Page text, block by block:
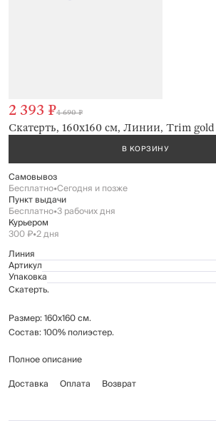
Скатерть, 160х160 см, Линии, Trim gold
2 393 ₽4 690 ₽
В КОРЗИНУ
Самовывоз
Бесплатно•Сегодня и позже
Пункт выдачи
Бесплатно•3 рабочих дня
Курьером
300 ₽•2 дня
Линия
Артикул
Упаковка
Скатерть.
Размер: 160х160 см.
Состав: 100% полиэстер.
Рекомендации по уходу указаны на бирке изделия.
Полное описание
Доставка
Оплата Возврат